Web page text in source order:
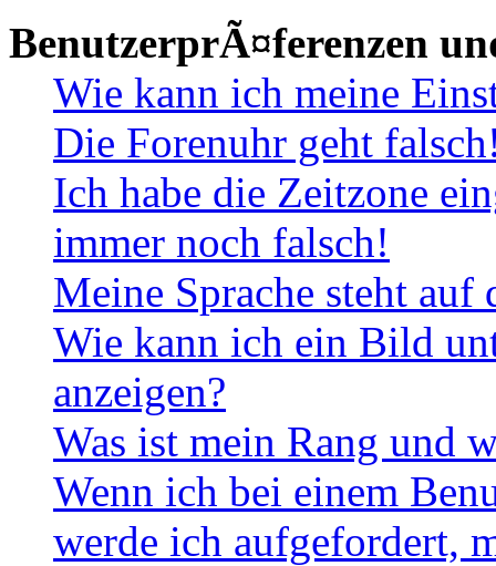
BenutzerprÃ¤ferenzen
Wie kann ich meine
Die Forenuhr geht
Ich habe die Zeitzone
immer noch falsch!
Meine Sprache steht
Wie kann ich ein Bild
anzeigen?
Was ist mein Rang und
Wenn ich bei einem
werde ich aufgefordert,